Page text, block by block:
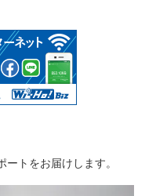
トをお届けします。